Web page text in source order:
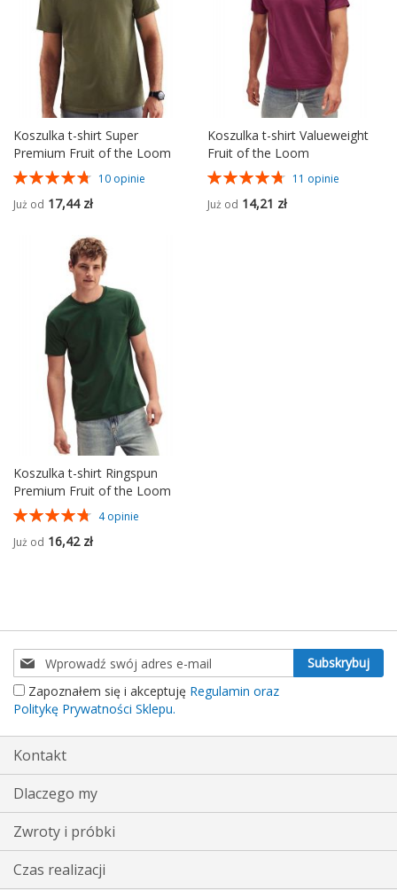
Koszulka t-shirt Super
Premium Fruit of the Loom
Ocena:
10 opinie
Już od 17,44 zł
Koszulka t-shirt Valueweight
Fruit of the Loom
Ocena:
11 opinie
Już od 14,21 zł
Koszulka t-shirt Ringspun
Premium Fruit of the Loom
Ocena:
4opinie
Już od 16,42 zł
Subskrybuj
nasz
newsletter:
Subskrybuj
Zapoznałem się i akceptuję Regulamin oraz
Politykę Prywatności Sklepu.
Kontakt
Dlaczego my
Zwroty i próbki
Czas realizacji